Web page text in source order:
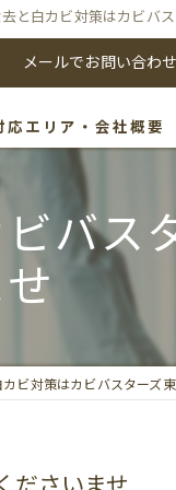
と白カビ対策はカビバ
メールでお問い合わせ
応エリア・会社概要
バス
ビ対策はカビバスターズ
ださいませ